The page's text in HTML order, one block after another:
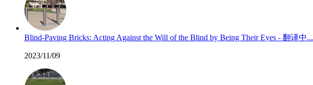
Blind-Paving Bricks: Acting Against the Will of the Blind by Being Their Eyes - 翻译中...
2023/11/09